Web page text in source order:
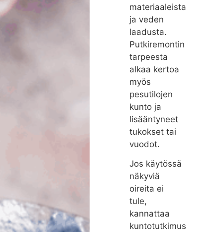
materiaaleista
ja veden
laadusta.
Putkiremontin
tarpeesta
alkaa kertoa
myös
pesutilojen
kunto ja
lisääntyneet
tukokset tai
vuodot.
Jos käytössä
näkyviä
oireita ei
tule,
kannattaa
kuntotutkimus